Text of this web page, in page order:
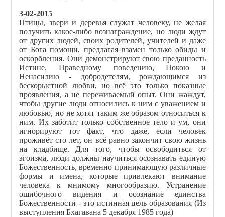
3-02-2015
Птицы, звери и деревья служат человеку, не желая
получить какое-либо вознаграждение, но люди ждут
от других людей, своих родителей, учителей и даже
от Бога помощи, предлагая взамен только обиды и
оскорбления. Они демонстрируют свою преданность
Истине, Праведному поведению, Покою и
Ненасилию - добродетелям, рождающимся из
бескорыстной любви, но всё это только показные
проявления, а не переживаемый опыт. Они жаждут,
чтобы другие люди относились к ним с уважением и
любовью, но не хотят таким же образом относиться к
ним. Их заботит только собственное тело и ум, они
игнорируют тот факт, что даже, если человек
проживёт сто лет, он всё равно закончит свою жизнь
на кладбище. Для того, чтобы освободиться от
эгоизма, люди должны научиться осознавать единую
Божественность, временно принимающую различные
формы и имена, которые привлекают внимание
человека к мнимому многообразию. Устранение
ошибочного видения и осознание единства
Божественности - это истинная цель образования (Из
выступления Бхагавана 5 декабря 1985 года)